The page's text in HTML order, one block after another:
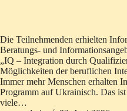
Die Teilnehmenden erhielten
Beratungs- und
„IQ – Integration durch
Möglichkeiten der beruflichen
Immer mehr Menschen erhalten
Programm auf Ukrainisch. Das
viele…